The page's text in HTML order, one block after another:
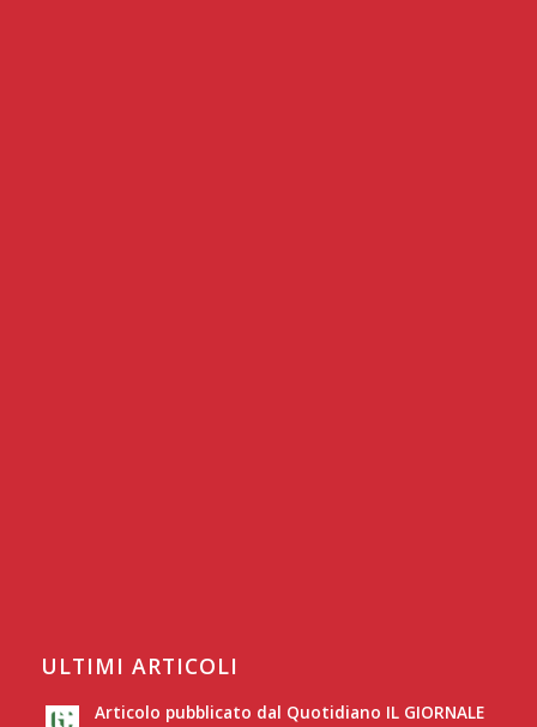
ULTIMI ARTICOLI
Articolo pubblicato dal Quotidiano IL GIORNALE